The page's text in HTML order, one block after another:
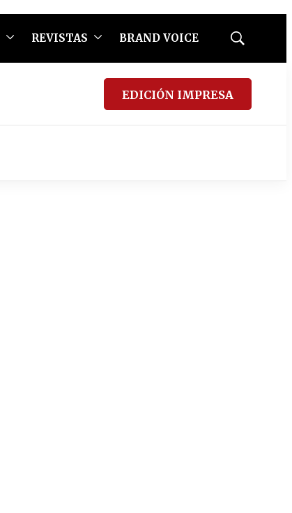
REVISTAS BRAND VOICE
Mostrar
EDICIÓN IMPRESA